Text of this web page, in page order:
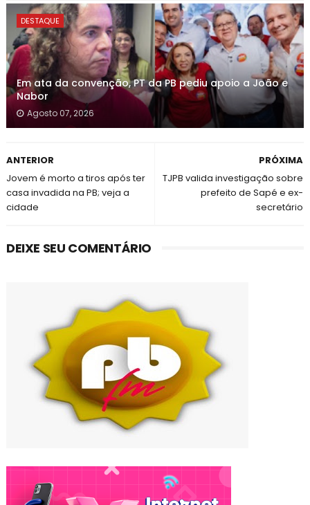
DESTAQUE
Em ata da convenção, PT da PB pediu apoio a João e
Nabor
Agosto 07, 2026
PRÓXIMA
TJPB valida investigação sobre
prefeito de Sapé e ex-
secretário
ANTERIOR
Jovem é morto a tiros após ter
casa invadida na PB; veja a
cidade
DEIXE SEU COMENTÁRIO